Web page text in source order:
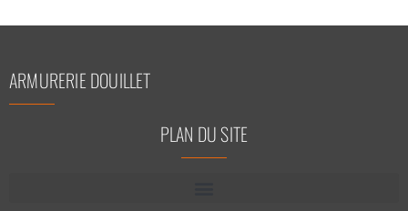
ARMURERIE DOUILLET
PLAN DU SITE